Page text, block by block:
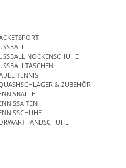
NOCKENSCHUHE
TENNIS
& ZUBEHÖR